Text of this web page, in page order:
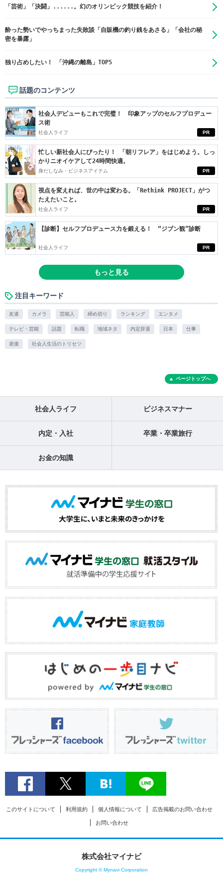
「芸術」「決闘」......。幻のオリンピック競技を紹介！
酔った勢いでやっちまった失敗談「自販機の釣り銭をあさる」「会社の秘
密を暴露」
独り占めしたい！ 「沖縄の離島」TOP5
話題のコンテンツ
PR
社会人デビューもこれで完璧！ 印象アップのセルフプロデュー
ス術
社会人ライフ
PR
忙しい新社会人にぴったり！ 「朝リフレア」をはじめよう。しっ
かりニオイケアして24時間快適。
身だしなみ・ビジネスアイテム
PR
視点を変えれば、世の中は変わる。「Rethink PROJECT」がつ
たえたいこと。
社会人ライフ
PR
【診断】セルフプロデュース力を鍛える！ “ジブン観”診断
社会人ライフ
もっと見る
注目キーワード
友達 カメラ 芸能人 締め切り ランキング エンタメ
テレビ・芸能 話題 転職 地域ネタ 内定辞退 日本 仕事
老後 社会人生活のトリセツ
ページトップへ
社会人ライフ ビジネスマナー
内定・入社 卒業・卒業旅行
お金の知識
このサイトについて 利用規約 個人情報について 広告掲載のお問い合わせ
お問い合わせ
株式会社マイナビ
Copyright © Mynavi Corporation